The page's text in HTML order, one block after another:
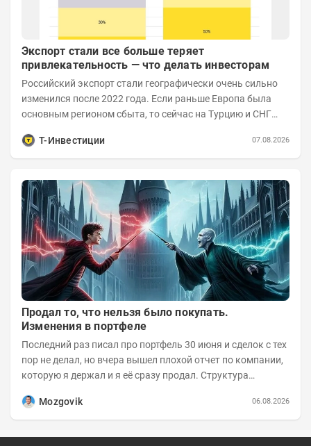
Экспорт стали все больше теряет
привлекательность — что делать инвесторам
Российский экспорт стали географически очень сильно
изменился после 2022 года. Если раньше Европа была
основным регионом сбыта, то сейчас на Турцию и СНГ
Т-Инвестиции
07.08.2026
Продал то, что нельзя было покупать.
Изменения в портфеле
Последний раз писал про портфель 30 июня и сделок с тех
пор не делал, но вчера вышел плохой отчет по компании,
которую я держал и я её сразу продал. Структура
Mozgovik
06.08.2026